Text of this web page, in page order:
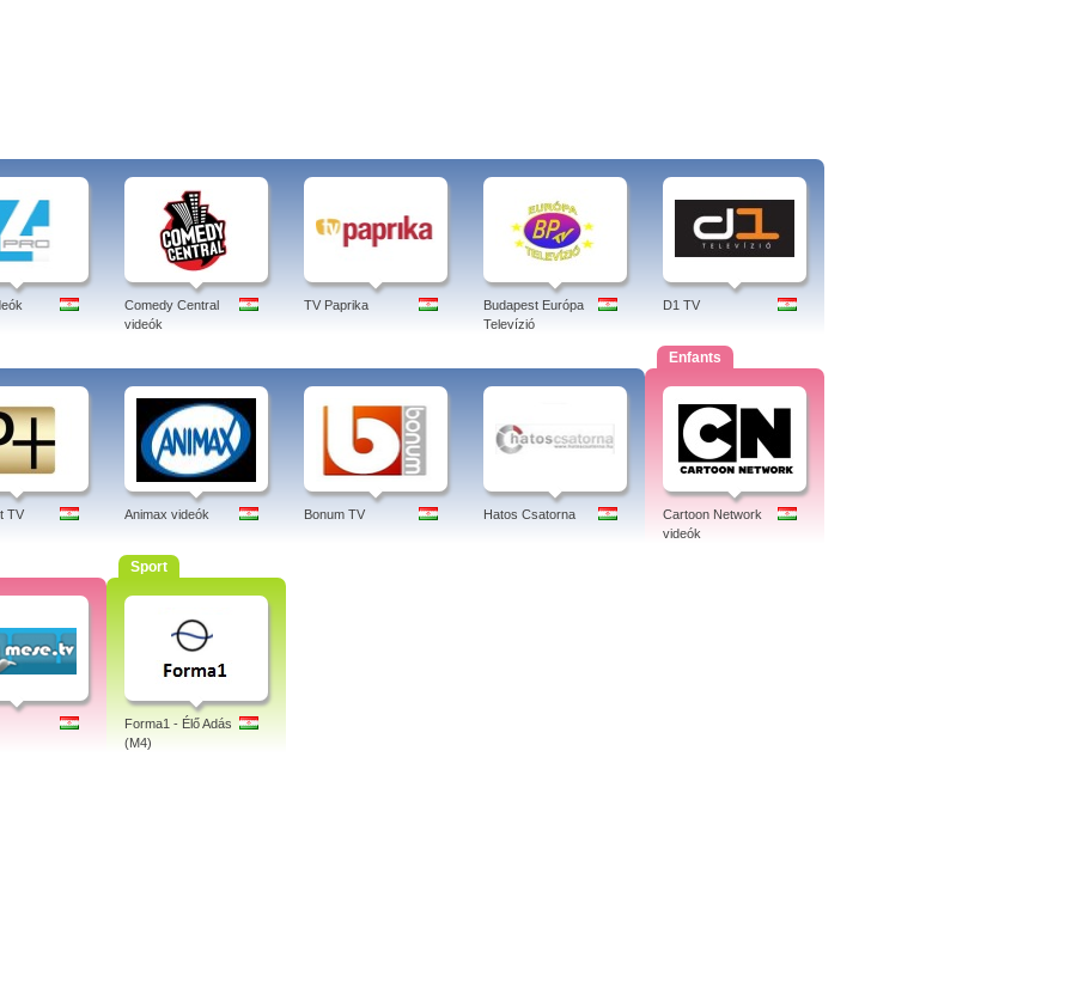
Comedy Central
videók
TV Paprika
Budapest Európa
Televízió
D1 TV
TV Animax videók Bonum TV Hatos Csatorna
Enfants
Cartoon Network
videók
Sport
Forma1 - Élő Adás
(M4)